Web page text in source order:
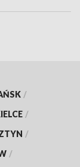
/
/
/
/